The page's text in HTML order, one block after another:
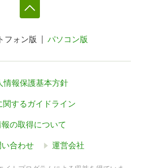
フォン版 パソコン版
情報保護基本方針
するガイドライン
の取得について
合わせ 運営会社